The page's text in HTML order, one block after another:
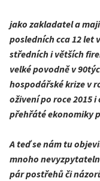
jako zakladatel a
posledních cca 12 let
středních i větších
velké povodně v
hospodářské krize v
oživení po roce 2015
přehřáté ekonomiky
A teď se nám tu
mnoho
pár postřehů či